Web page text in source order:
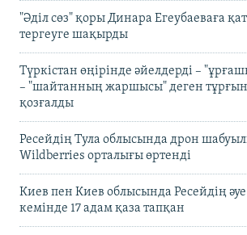
"Әділ сөз" қоры Динара Егеубаеваға
тергеуге шақырды
Түркістан өңірінде әйелдерді –
– "шайтанның жаршысы" деген тұрғын
қозғалды
Ресейдің Тула облысында дрон
Wildberries орталығы өртенді
Киев пен Киев облысында Ресейдің
кемінде 17 адам қаза тапқан